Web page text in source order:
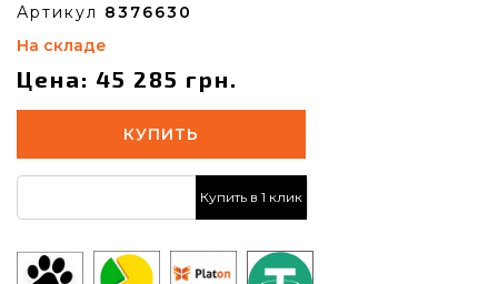
Артикул 8376630
На складе
Цена: 45 285 грн.
КУПИТЬ
Купить в 1 клик